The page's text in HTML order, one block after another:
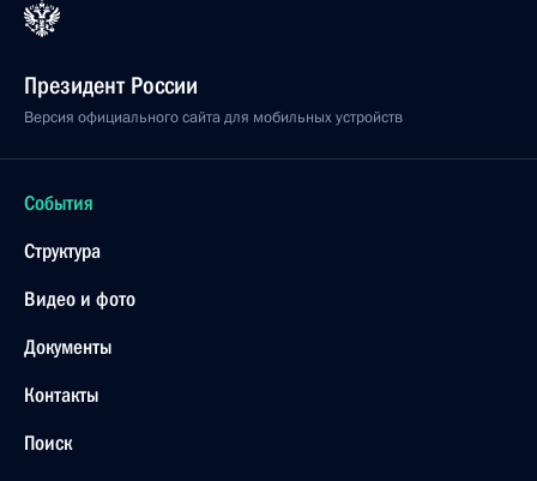
Президент России
Версия официального сайта для мобильных устройств
События
Структура
Видео и фото
Документы
Контакты
Поиск